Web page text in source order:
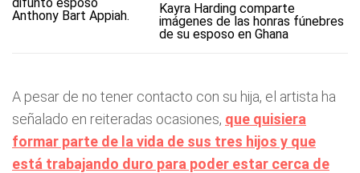
Kayra Harding comparte
imágenes de las honras fúnebres
de su esposo en Ghana
A pesar de no tener contacto con su hija, el artista ha
señalado en reiteradas ocasiones, que quisiera
formar parte de la vida de sus tres hijos y que
está trabajando duro para poder estar cerca de